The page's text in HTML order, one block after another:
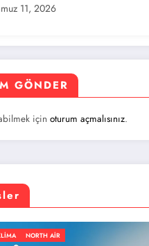
11, 2026
GÖNDER
için oturum açmalısınız.